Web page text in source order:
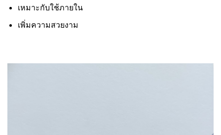
เหมาะกับใช้ภายใน
เพิ่มความสวยงาม